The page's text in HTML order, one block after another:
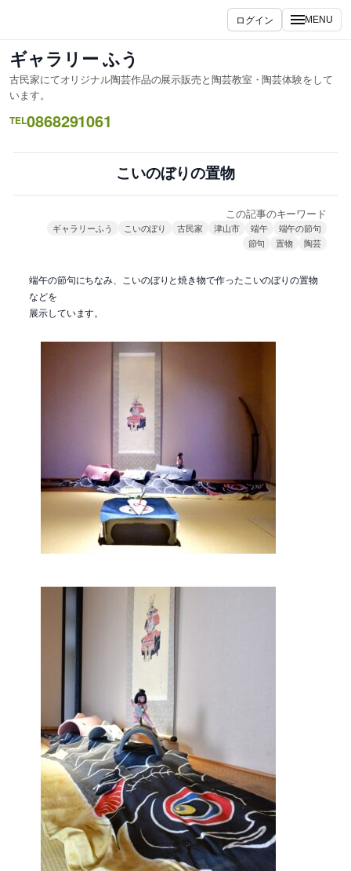
ス
キ
ッ
プ
ログイン MENU
ギャラリー ふう
古民家にてオリジナル陶芸作品の展示販売と陶芸教室・陶芸体験をして
います。
TEL0868291061
こいのぼりの置物
この記事のキーワード
ギャラリーふう こいのぼり 古民家 津山市 端午
端午の節句
節句
置物 陶芸
端午の節句にちなみ、こいのぼりと焼き物で作ったこいのぼりの置物
などを
展示しています。